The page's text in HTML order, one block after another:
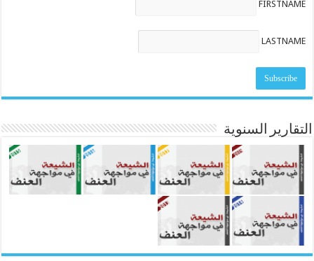
FIRSTNAME
LASTNAME
التقارير السنوية